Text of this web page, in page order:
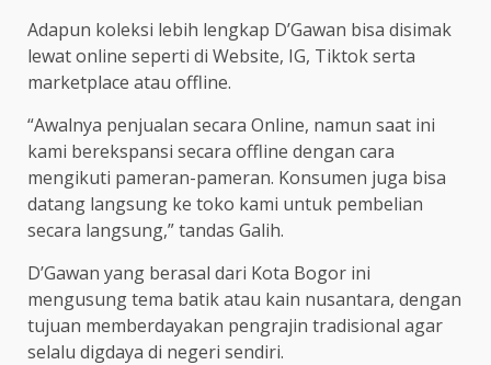
Adapun koleksi lebih lengkap D’Gawan bisa disimak
lewat online seperti di Website, IG, Tiktok serta
marketplace atau offline.
“Awalnya penjualan secara Online, namun saat ini
kami berekspansi secara offline dengan cara
mengikuti pameran-pameran. Konsumen juga bisa
datang langsung ke toko kami untuk pembelian
secara langsung,” tandas Galih.
D’Gawan yang berasal dari Kota Bogor ini
mengusung tema batik atau kain nusantara, dengan
tujuan memberdayakan pengrajin tradisional agar
selalu digdaya di negeri sendiri.